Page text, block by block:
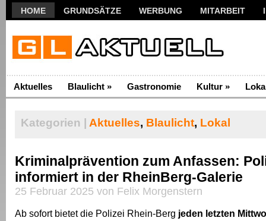
HOME GRUNDSÄTZE WERBUNG MITARBEIT
Aktuelles Blaulicht » Gastronomie Kultur »
Kategorien | Aktuelles, Blaulicht, Lokal
Kriminalprävention zum Anfassen:
informiert in der RheinBerg-Galerie
25 Februar 2025 von Felix Morgenstern
Ab sofort bietet die Polizei Rhein-Berg jeden letzten